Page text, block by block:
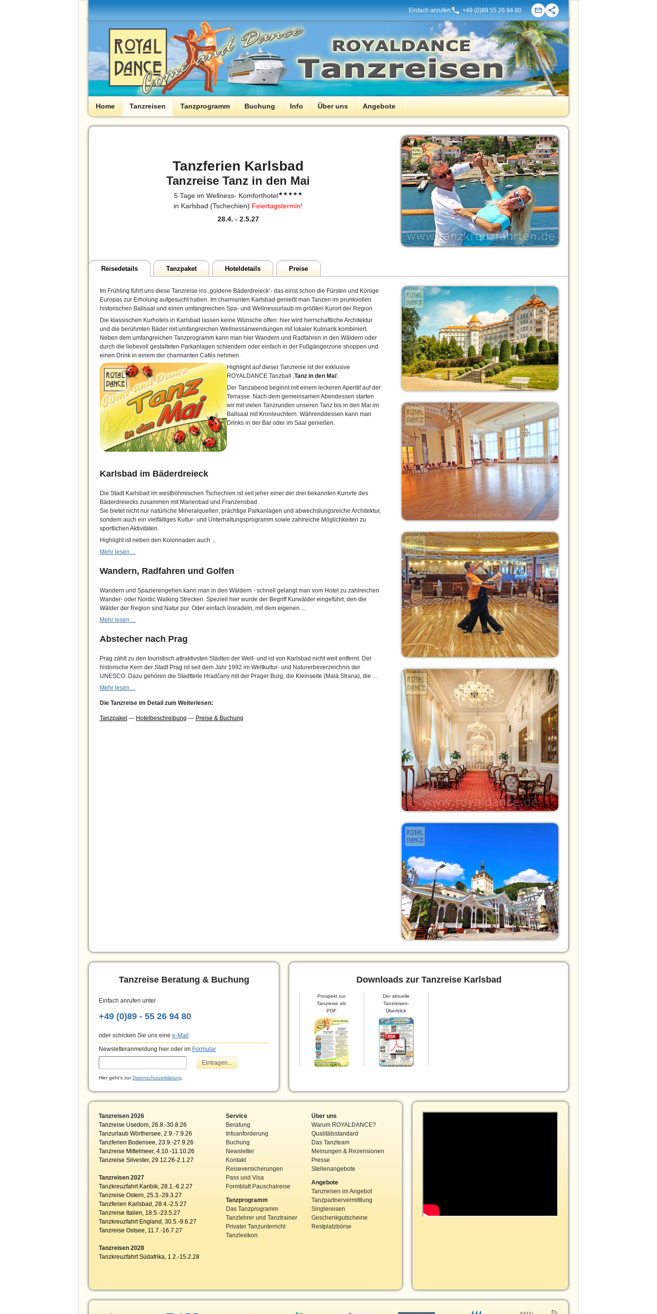
Einfach anrufen: +49 (0)89 55 26 94 80
Kontakt
Home Tanzreisen Tanzprogramm Buchung Info Über uns Angebote
Tanzferien Karlsbad
Tanzreise Tanz in den Mai
5 Tage im Wellness- Komforthotel★★★★★
in Karlsbad (Tschechien) Feiertagstermin!
28.4. - 2.5.27
Reisedetails Tanzpaket Hoteldetails Preise
Im Frühling führt uns diese Tanzreise ins ‚goldene Bäderdreieck‘- das einst schon die Fürsten und Könige
Europas zur Erholung aufgesucht haben. Im charmanten Karlsbad genießt man Tanzen im prunkvollen
historischen Ballsaal und einen umfangreichen Spa- und Wellnessurlaub im größten Kurort der Region.
Die klassischen Kurhotels in Karlsbad lassen keine Wünsche offen: hier wird herrschaftliche Architektur
und die berühmten Bäder mit umfangreichen Wellnessanwendungen mit lokaler Kulinarik kombiniert.
Neben dem umfangreichen Tanzprogramm kann man hier Wandern und Radfahren in den Wäldern oder
durch die liebevoll gestalteten Parkanlagen schlendern oder einfach in der Fußgängerzone shoppen und
einen Drink in einem der charmanten Cafés nehmen.
Highlight auf dieser Tanzreise ist der exklusive
ROYALDANCE Tanzball ‚Tanz in den Mai‘.
Der Tanzabend beginnt mit einem leckeren Aperitif auf der
Terrasse. Nach dem gemeinsamen Abendessen starten
wir mit vielen Tanzrunden unseren Tanz bis in den Mai im
Ballsaal mit Kronleuchtern. Währenddessen kann man
Drinks in der Bar oder im Saal genießen.
Karlsbad im Bäderdreieck
Die Stadt Karlsbad im westböhmischen Tschechien ist seit jeher einer der drei bekannten Kurorte des
Bäderdreiecks zusammen mit Marienbad und Franzensbad.
Sie bietet nicht nur natürliche Mineralquellen, prächtige Parkanlagen und abwechslungsreiche Architektur,
sondern auch ein vielfältiges Kultur- und Unterhaltungsprogramm sowie zahlreiche Möglichkeiten zu
sportlichen Aktivitäten.
Highlight ist neben den Kolonnaden auch ...
Mehr lesen…
Wandern, Radfahren und Golfen
Wandern und Spazierengehen kann man in den Wäldern - schnell gelangt man vom Hotel zu zahlreichen
Wander- oder Nordic Walking Strecken. Speziell hier wurde der Begriff Kurwälder eingeführt, den die
Wälder der Region sind Natur pur. Oder einfach losradeln, mit dem eigenen ...
Mehr lesen…
Abstecher nach Prag
Prag zählt zu den touristisch attraktivsten Städten der Welt- und ist von Karlsbad nicht weit entfernt. Der
historische Kern der Stadt Prag ist seit dem Jahr 1992 im Weltkultur- und Naturerbeverzeichnis der
UNESCO. Dazu gehören die Stadtteile Hradčany mit der Prager Burg, die Kleinseite (Malá Strana), die ...
Mehr lesen…
Die Tanzreise im Detail zum Weiterlesen:
Tanzpaket— Hotelbeschreibung — Preise & Buchung
Tanzreise Beratung & Buchung
Einfach anrufen unter
+49 (0)89 - 55 26 94 80
oder schicken Sie uns eine e-Mail
Newsletteranmeldung hier oder im Formular
Hier geht's zur Datenschutzerklärung.
Downloads zur Tanzreise Karlsbad
Prospekt zur
Tanzreise als
PDF
Der aktuelle
Tanzreisen-
Überblick
Tanzreisen 2026
Tanzreise Usedom, 26.8.-30.8.26
Tanzurlaub Wörthersee, 2.9.-7.9.26
Tanzferien Bodensee, 23.9.-27.9.26
Tanzreise Mittelmeer, 4.10.-11.10.26
Tanzreise Silvester, 29.12.26-2.1.27
Tanzreisen 2027
Tanzkreuzfahrt Karibik, 28.1.-6.2.27
Tanzreise Ostern, 25.3.-29.3.27
Tanzferien Karlsbad, 28.4.-2.5.27
Tanzreise Italien, 18.5.-23.5.27
Tanzkreuzfahrt England, 30.5.-9.6.27
Tanzreise Ostsee, 11.7.-16.7.27
Tanzreisen 2028
Tanzkreuzfahrt Südafrika, 1.2.-15.2.28
Service
Beratung
Infoanforderung
Buchung
Newsletter
Kontakt
Reiseversicherungen
Pass und Visa
Formblatt Pauschalreise
Tanzprogramm
Das Tanzprogramm
Tanzlehrer und Tanztrainer
Privater Tanzunterricht
Tanzlexikon
Über uns
Warum ROYALDANCE?
Qualitätsstandard
Das Tanzteam
Meinungen & Rezensionen
Presse
Stellenangebote
Angebote
Tanzreisen im Angebot
Tanzpartnervermittlung
Singlereisen
Geschenkgutscheine
Restplatzbörse